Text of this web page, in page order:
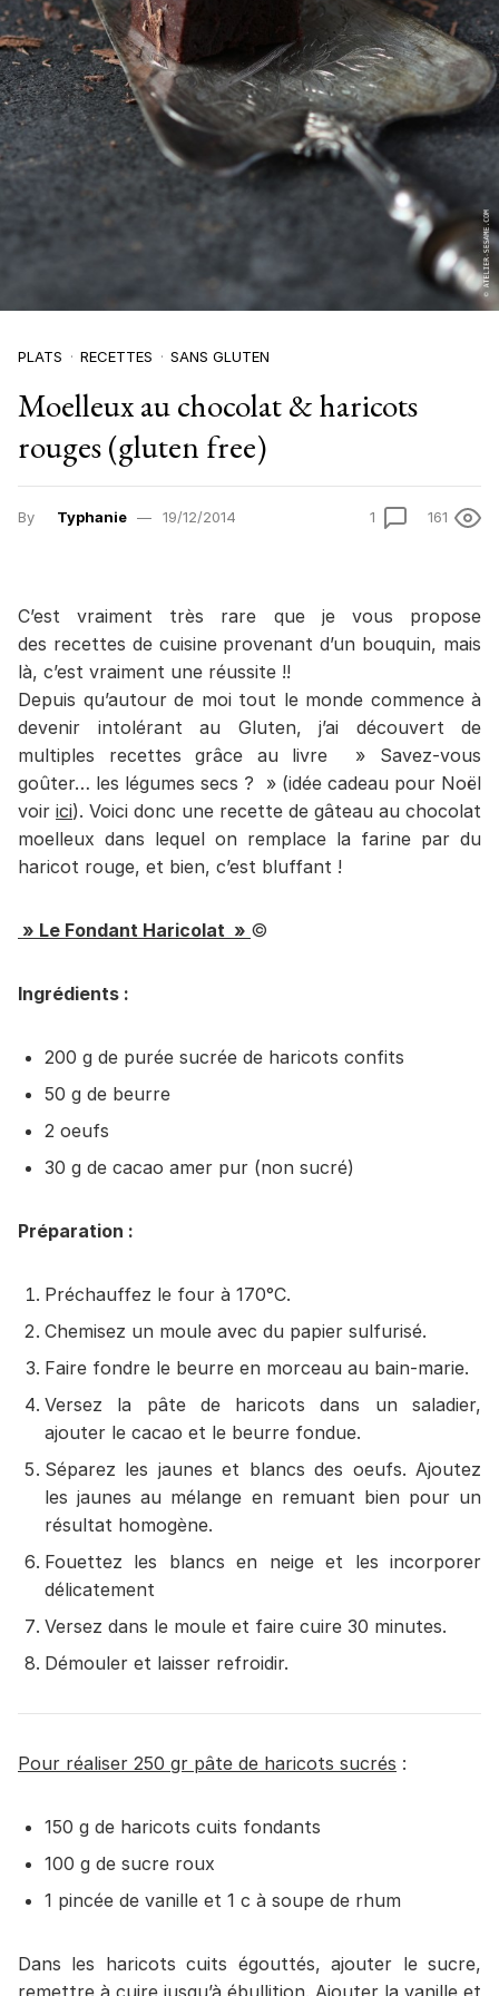
PLATS RECETTES SANS GLUTEN
Moelleux au chocolat & haricots
rouges (gluten free)
By Typhanie 19/12/2014 1 161
C’est vraiment très rare que je vous propose
des recettes de cuisine provenant d’un bouquin, mais
là, c’est vraiment une réussite !!
Depuis qu’autour de moi tout le monde commence à
devenir intolérant au Gluten, j’ai découvert de
multiples recettes grâce au livre » Savez-vous
goûter… les légumes secs ? » (idée cadeau pour Noël
voir ici). Voici donc une recette de gâteau au chocolat
moelleux dans lequel on remplace la farine par du
haricot rouge, et bien, c’est bluffant !
» Le Fondant Haricolat » ©
Ingrédients :
200 g de purée sucrée de haricots confits
50 g de beurre
2 oeufs
30 g de cacao amer pur (non sucré)
Préparation :
Préchauffez le four à 170°C.
Chemisez un moule avec du papier sulfurisé.
Faire fondre le beurre en morceau au bain-marie.
Versez la pâte de haricots dans un saladier,
ajouter le cacao et le beurre fondue.
Séparez les jaunes et blancs des oeufs. Ajoutez
les jaunes au mélange en remuant bien pour un
résultat homogène.
Fouettez les blancs en neige et les incorporer
délicatement
Versez dans le moule et faire cuire 30 minutes.
Démouler et laisser refroidir.
Pour réaliser 250 gr pâte de haricots sucrés :
150 g de haricots cuits fondants
100 g de sucre roux
1 pincée de vanille et 1 c à soupe de rhum
Dans les haricots cuits égouttés, ajouter le sucre,
remettre à cuire jusqu’à ébullition. Ajouter la vanille et